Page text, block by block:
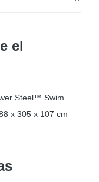
el
Steel™ Swim
x 305 x 107 cm